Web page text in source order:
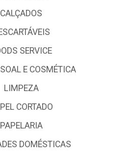
CALÇADOS
SERVICE
E COSMÉTICA
LIMPEZA
CORTADO
PAPELARIA
DOMÉSTICAS